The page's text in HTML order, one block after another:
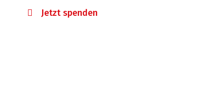
Jetzt spenden